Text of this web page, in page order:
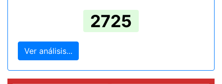
2725
Ver análisis...